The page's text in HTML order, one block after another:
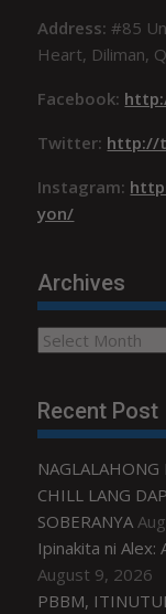
Address:#85
Heart, Diliman,
Facebook:
Twitter: http://
Instagram:
yon/
Archives
Archives
Recent Post
NAGLALAHONG
CHILL LANG
SOBERANYA
Ipinakita ni Alex:
August 9, 2026
PBBM,